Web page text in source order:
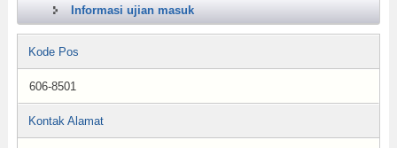
Informasi ujian masuk
Kode Pos
606-8501
Kontak Alamat